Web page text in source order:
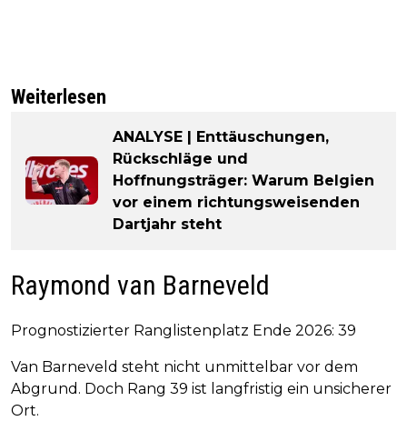
Weiterlesen
ANALYSE | Enttäuschungen,
Rückschläge und
Hoffnungsträger: Warum Belgien
vor einem richtungsweisenden
Dartjahr steht
Raymond van Barneveld
Prognostizierter Ranglistenplatz Ende 2026: 39
Van Barneveld steht nicht unmittelbar vor dem
Abgrund. Doch Rang 39 ist langfristig ein unsicherer
Ort.